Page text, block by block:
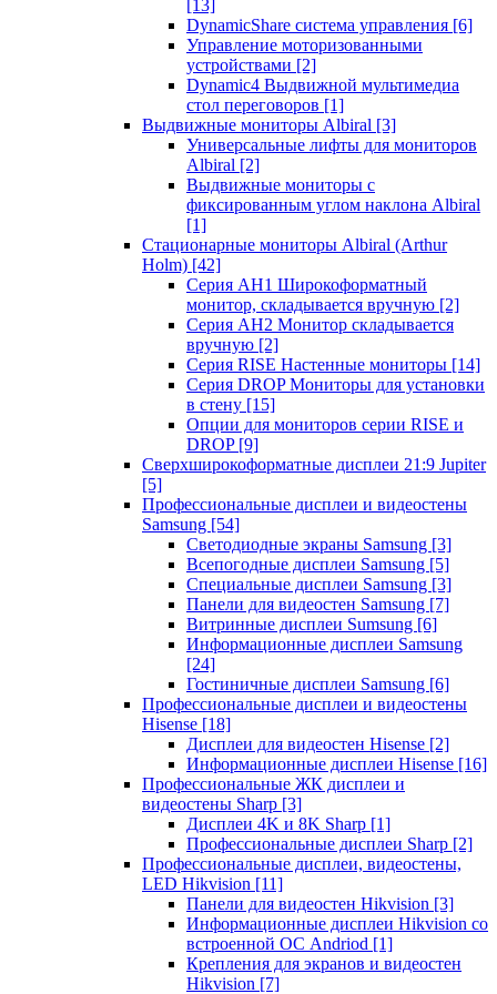
[13]
DynamicShare система управления [6]
Управление моторизованными
устройствами [2]
Dynamic4 Выдвижной мультимедиа
стол переговоров [1]
Выдвижные мониторы Albiral [3]
Универсальные лифты для мониторов
Albiral [2]
Выдвижные мониторы с
фиксированным углом наклона Albiral
[1]
Стационарные мониторы Albiral (Arthur
Holm) [42]
Серия AH1 Широкоформатный
монитор, складывается вручную [2]
Серия AH2 Монитор складывается
вручную [2]
Серия RISE Настенные мониторы [14]
Серия DROP Мониторы для установки
в стену [15]
Опции для мониторов серии RISE и
DROP [9]
Сверхширокоформатные дисплеи 21:9 Jupiter
[5]
Профессиональные дисплеи и видеостены
Samsung [54]
Светодиодные экраны Samsung [3]
Всепогодные дисплеи Samsung [5]
Специальные дисплеи Samsung [3]
Панели для видеостен Samsung [7]
Витринные дисплеи Sumsung [6]
Информационные дисплеи Samsung
[24]
Гостиничные дисплеи Samsung [6]
Профессиональные дисплеи и видеостены
Hisense [18]
Дисплеи для видеостен Hisense [2]
Информационные дисплеи Hisense [16]
Профессиональные ЖК дисплеи и
видеостены Sharp [3]
Дисплеи 4K и 8K Sharp [1]
Профессиональные дисплеи Sharp [2]
Профессиональные дисплеи, видеостены,
LED Hikvision [11]
Панели для видеостен Hikvision [3]
Информационные дисплеи Hikvision со
встроенной ОС Andriod [1]
Крепления для экранов и видеостен
Hikvision [7]